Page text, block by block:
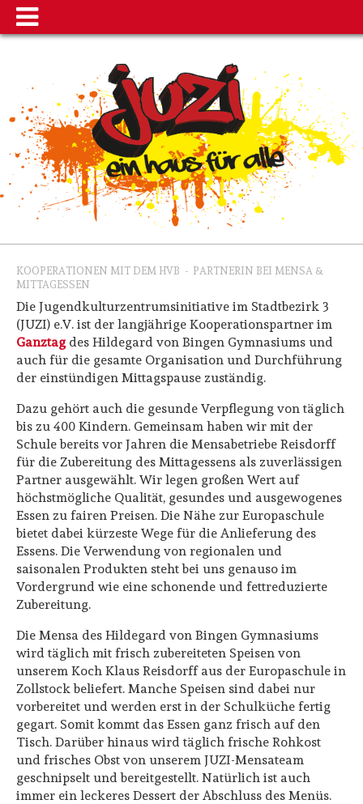
KOOPERATIONEN MIT DEM HVB - PARTNERIN BEI MENSA &
MITTAGESSEN
Die Jugendkulturzentrumsinitiative im Stadtbezirk 3
(JUZI) e.V. ist der langjährige Kooperationspartner im
Ganztag des Hildegard von Bingen Gymnasiums und
auch für die gesamte Organisation und Durchführung
der einstündigen Mittagspause zuständig.
Dazu gehört auch die gesunde Verpflegung von täglich
bis zu 400 Kindern. Gemeinsam haben wir mit der
Schule bereits vor Jahren die Mensabetriebe Reisdorff
für die Zubereitung des Mittagessens als zuverlässigen
Partner ausgewählt. Wir legen großen Wert auf
höchstmögliche Qualität, gesundes und ausgewogenes
Essen zu fairen Preisen. Die Nähe zur Europaschule
bietet dabei kürzeste Wege für die Anlieferung des
Essens. Die Verwendung von regionalen und
saisonalen Produkten steht bei uns genauso im
Vordergrund wie eine schonende und fettreduzierte
Zubereitung.
Die Mensa des Hildegard von Bingen Gymnasiums
wird täglich mit frisch zubereiteten Speisen von
unserem Koch Klaus Reisdorff aus der Europaschule in
Zollstock beliefert. Manche Speisen sind dabei nur
vorbereitet und werden erst in der Schulküche fertig
gegart. Somit kommt das Essen ganz frisch auf den
Tisch. Darüber hinaus wird täglich frische Rohkost
und frisches Obst von unserem JUZI-Mensateam
geschnipselt und bereitgestellt. Natürlich ist auch
immer ein leckeres Dessert der Abschluss des Menüs.